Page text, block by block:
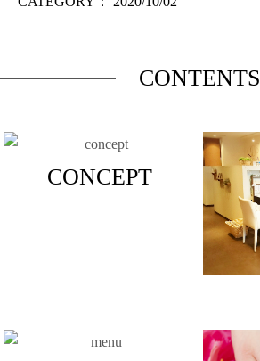
CONTENTS
CONCEPT